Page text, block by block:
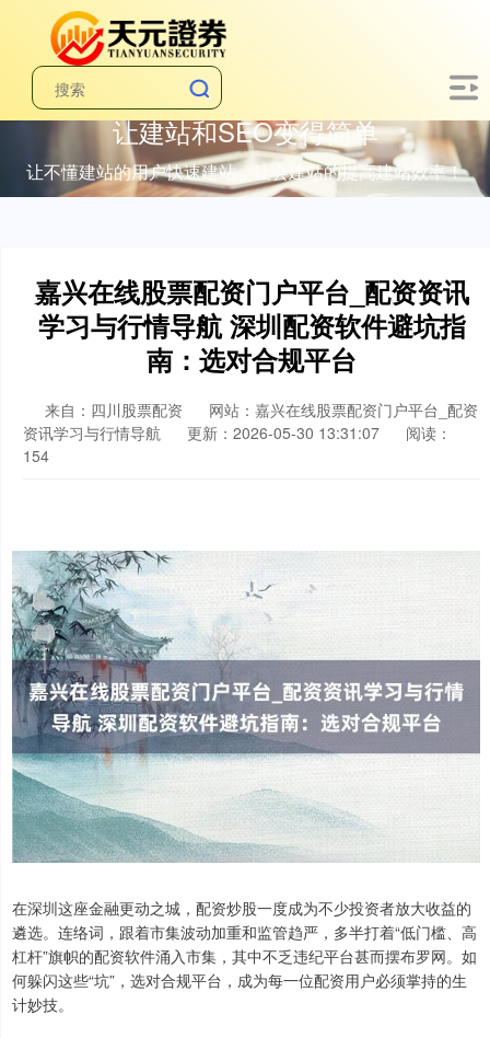
让建站和SEO变得简单
让不懂建站的用户快速建站，让会建站的提高建站效率！
嘉兴在线股票配资门户平台_配资资讯
学习与行情导航 深圳配资软件避坑指
南：选对合规平台
来自：四川股票配资
网站：嘉兴在线股票配资门户平台_配资
资讯学习与行情导航
更新：2026-05-30 13:31:07
阅读：
154
在深圳这座金融更动之城，配资炒股一度成为不少投资者放大收益的
遴选。连络词，跟着市集波动加重和监管趋严，多半打着“低门槛、高
杠杆”旗帜的配资软件涌入市集，其中不乏违纪平台甚而摆布罗网。如
何躲闪这些“坑”，选对合规平台，成为每一位配资用户必须掌持的生
计妙技。